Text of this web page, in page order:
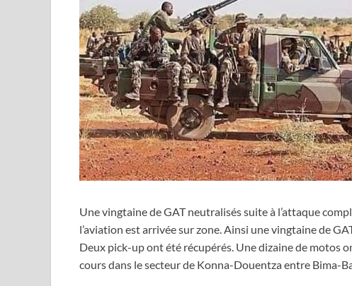
Une vingtaine de GAT neutralisés suite à l’attaque
l’aviation est arrivée sur zone. Ainsi une vingtaine de
Deux pick-up ont été récupérés. Une dizaine de motos
cours dans le secteur de Konna-Douentza entre Bima-